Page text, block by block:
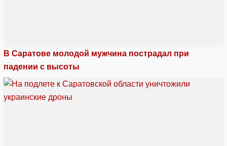
В Саратове молодой мужчина пострадал при
падении с высоты